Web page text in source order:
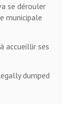
se dérouler
municipale
accueillir ses
dumped